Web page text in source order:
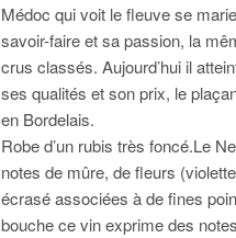
Médoc qui voit le fleuve se
savoir-faire et sa passion, la
crus classés. Aujourd’hui il
ses qualités et son prix, le
en Bordelais.
Robe d’un rubis très foncé.Le
notes de mûre, de fleurs
écrasé associées à de fines
bouche ce vin exprime des